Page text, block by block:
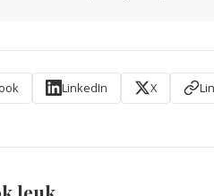
LinkedIn X